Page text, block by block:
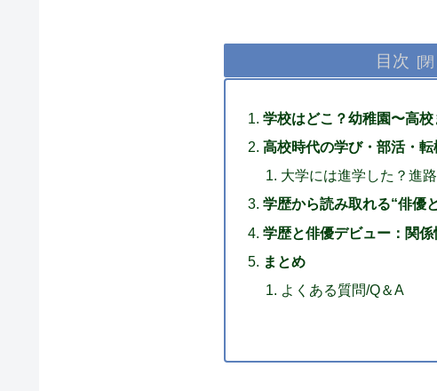
目次
学校はどこ？幼稚園〜高
高校時代の学び・部活・転
大学には進学した？進
学歴から読み取れる“俳優
学歴と俳優デビュー：関
まとめ
よくある質問/Q＆A